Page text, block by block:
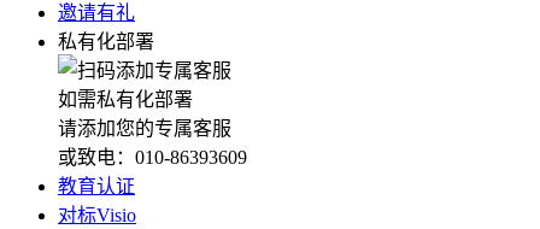
邀请有礼
私有化部署
如需私有化部署
请添加您的专属客服
或致电：010-86393609
教育认证
对标Visio